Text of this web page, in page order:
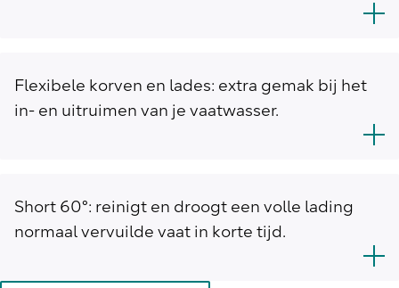
Flexibele korven en lades: extra gemak bij het
in- en uitruimen van je vaatwasser.
Short 60°: reinigt en droogt een volle lading
normaal vervuilde vaat in korte tijd.